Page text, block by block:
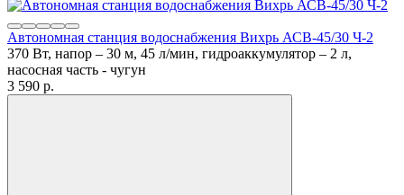
Автономная станция водоснабжения Вихрь АСВ-45/30 Ч-2
370 Вт, напор – 30 м, 45 л/мин, гидроаккумулятор – 2 л,
насосная часть - чугун
3 590 p.